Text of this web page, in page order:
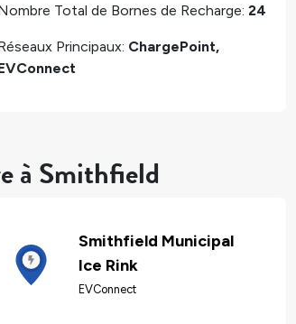
Total de Bornes de Recharge: 24
Principaux: ChargePoint,
à Smithfield
Smithfield Municipal
Ice Rink
EVConnect